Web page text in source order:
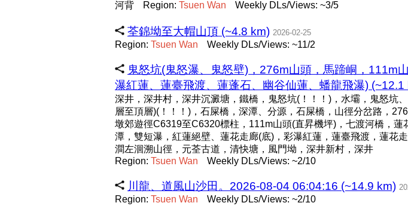
河背 Region: Tsuen Wan Weekly DLs/Views: ~3/5
荃錦坳至大帽山頂 (~4.8 km) 2026-02-25
Region: Tsuen Wan Weekly DLs/Views: ~11/2
鬼怒坑(鬼怒瀑、鬼怒壁)，276m山頭，馬蹄峒，111m
瀑紅蓮、蓮臺飛渡、蓮蓬石、幽谷仙蓮、蟠龍飛瀑) (~12.1
深井，深井村，深井沉澱塘，鐵橋，鬼怒坑(！！！)，水壩，鬼怒坑
層至頂層)(！！！)，石屎橋，深潭、分源，石屎橋，山徑分岔路，
墩郊遊徑C6319至C6320標柱，111m山頭(直昇機坪)，七渡河橋，
潭，雙短瀑，紅蓮絕壁、蓮花走廊(底)，彩瀑紅蓮，蓮臺飛渡，蓮花
澗左洄溯山徑，元荃古道，清快塘，風門坳，深井新村，深井
Region: Tsuen Wan Weekly DLs/Views: ~2/10
川龍、道風山沙田。2026-08-04 06:04:16 (~14.9 km)
Region: Tsuen Wan Weekly DLs/Views: ~2/10